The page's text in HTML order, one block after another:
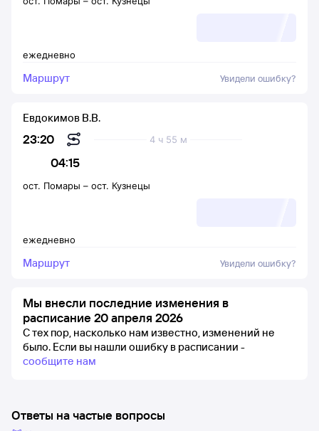
ежедневно
Маршрут Увидели ошибку?
23:20
04:15
4 ч 55 м
Евдокимов В.В.
ежедневно
ост. Помары – ост. Кузнецы
Маршрут Увидели ошибку?
Мы внесли последние изменения в
расписание 20 апреля 2026
С тех пор, насколько нам известно, изменений не
было. Если вы нашли ошибку в расписании -
сообщите нам
Ответы на частые вопросы